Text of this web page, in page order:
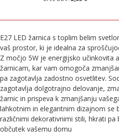
E27 LED žarnica s toplim belim
vaš prostor, ki je idealna za
Z močjo 5W je energijsko učinkovita
žarnicam, kar vam omogoča
pa zagotavlja zadostno osvetlitev.
zagotavlja dolgotrajno delovanje,
žarnic in prispeva k zmanjšanju
lahkotnim in elegantnim dizajnom se
različnimi dekorativnimi stili, hkrati
občutek vašemu domu